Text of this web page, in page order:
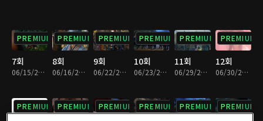
PREMIUM
7회
06/15/2009 • 1시간 3분
PREMIUM
8회
06/16/2009 • 1시간 3분
PREMIUM
9회
06/22/2009 • 1시간 2분
PREMIUM
10회
06/23/2009 • 1시간 3분
PREMIUM
11회
06/29/2009 • 1시간 3분
PREMIUM
12회
06/30/2009 • 1시간 3분
PREMIUM PREMIUM PREMIUM PREMIUM PREMIUM PREMIUM